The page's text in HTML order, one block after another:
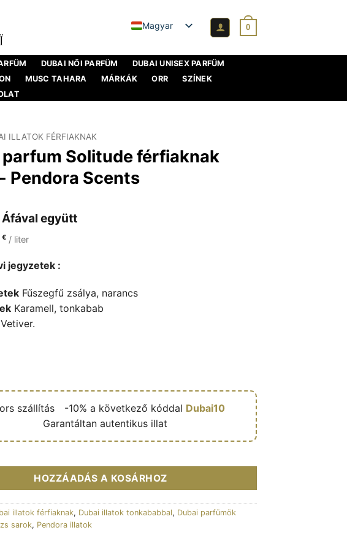
Magyar 0
DUBAI NŐI PARFÜM
DUBAI UNISEX PARFÜM
MUSC TAHARA MÁRKÁK ORR
SZÍNEK
ILLATOK FÉRFIAKNAK
parfum Solitude férfiaknak
Pendora Scents
Áfával együtt
€ / liter
jegyzetek :
Fűszegfű zsálya, narancs
Karamell, tonkabab
Vetiver.
szállítás🎁 -10% a következő kóddal Dubai10
Garantáltan autentikus illat
Solitude for men 100ml - Pendora Scents mennyiség
HOZZÁADÁS A KOSÁRHOZ
illatok férfiaknak, Dubai illatok tonkababbal, Dubai parfümök
sarok, Pendora illatok